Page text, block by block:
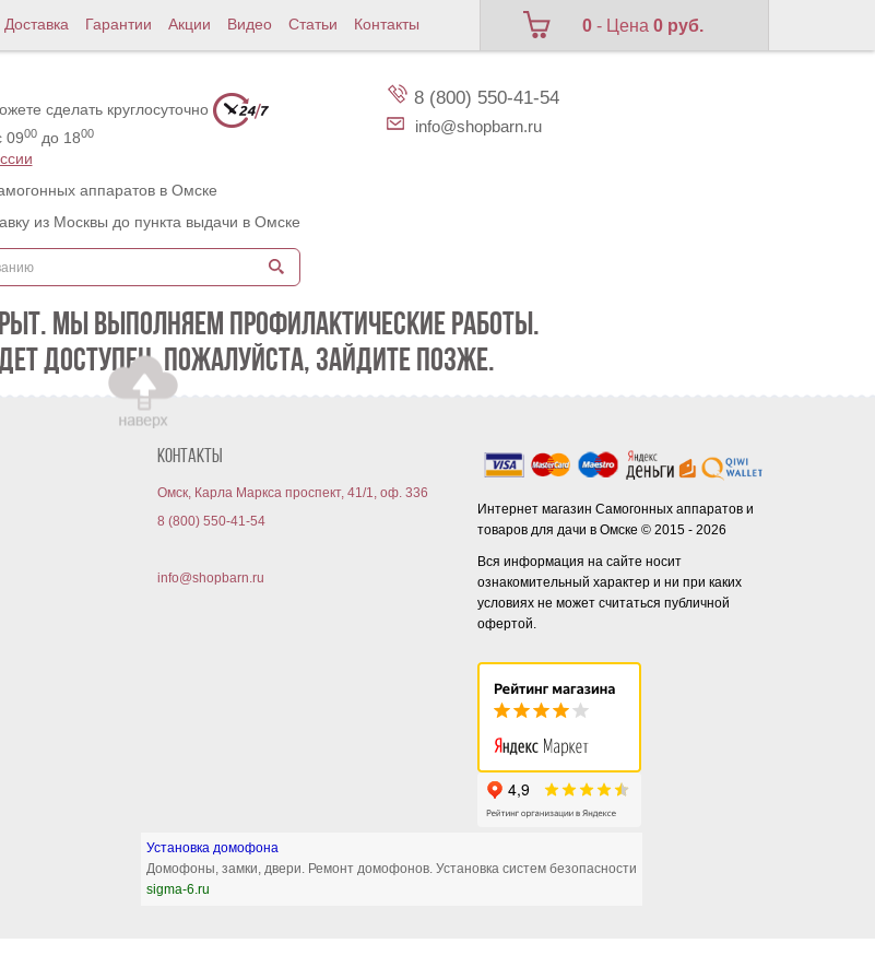
Доставка Гарантии Акции Видео Статьи Контакты 0 - Цена0 руб.
сделать круглосуточно
0900до 1800
аппаратов в Омске
из Москвы до пункта выдачи в Омске
8 (800) 550-41-54
info@shopbarn.ru
МЫ ВЫПОЛНЯЕМ ПРОФИЛАКТИЧЕСКИЕ РАБОТЫ.
ДОСТУПЕН. ПОЖАЛУЙСТА, ЗАЙДИТЕ ПОЗЖЕ.
Контакты
Омск, Карла Маркса проспект, 41/1, оф. 336
8 (800) 550-41-54
info@shopbarn.ru
Интернет магазин Самогонных аппаратов и
товаров для дачи в Омске © 2015 - 2026
Вся информация на сайте носит
ознакомительный характер и ни при каких
условиях не может считаться публичной
офертой.
Установка домофона
Домофоны, замки, двери. Ремонт домофонов. Установка систем безопасности
sigma-6.ru